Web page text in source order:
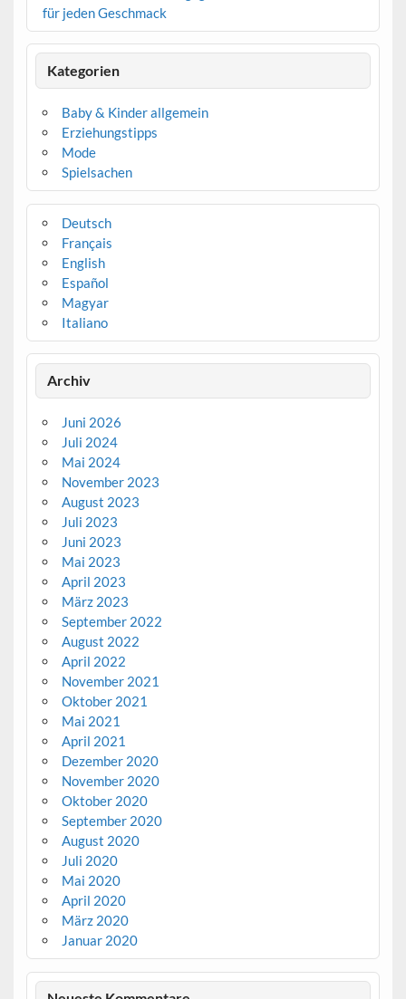
für jeden Geschmack
Kategorien
Baby & Kinder allgemein
Erziehungstipps
Mode
Spielsachen
Deutsch
Français
English
Español
Magyar
Italiano
Archiv
Juni 2026
Juli 2024
Mai 2024
November 2023
August 2023
Juli 2023
Juni 2023
Mai 2023
April 2023
März 2023
September 2022
August 2022
April 2022
November 2021
Oktober 2021
Mai 2021
April 2021
Dezember 2020
November 2020
Oktober 2020
September 2020
August 2020
Juli 2020
Mai 2020
April 2020
März 2020
Januar 2020